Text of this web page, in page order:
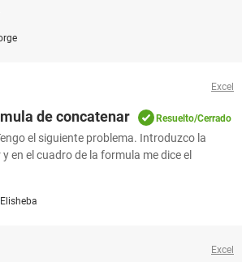
Excel
de concatenar Resuelto/Cerrado
el siguiente problema. Introduzco la
en el cuadro de la formula me dice el
Elisheba
Excel